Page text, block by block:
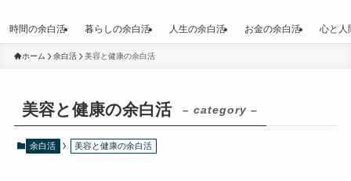
時間の余白活 暮らしの余白活 人生の余白活 お金の余白活 心と人
ホーム 余白活 美容と健康の余白活
美容と健康の余白活 – category –
余白活 美容と健康の余白活